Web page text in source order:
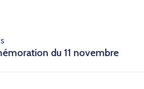
du 11 novembre